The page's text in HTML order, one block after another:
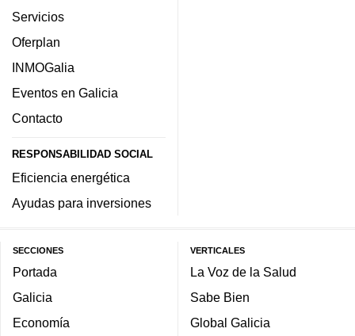
Servicios
Oferplan
INMOGalia
Eventos en Galicia
Contacto
RESPONSABILIDAD SOCIAL
Eficiencia energética
Ayudas para inversiones
SECCIONES
Portada
Galicia
Economía
VERTICALES
La Voz de la Salud
Sabe Bien
Global Galicia